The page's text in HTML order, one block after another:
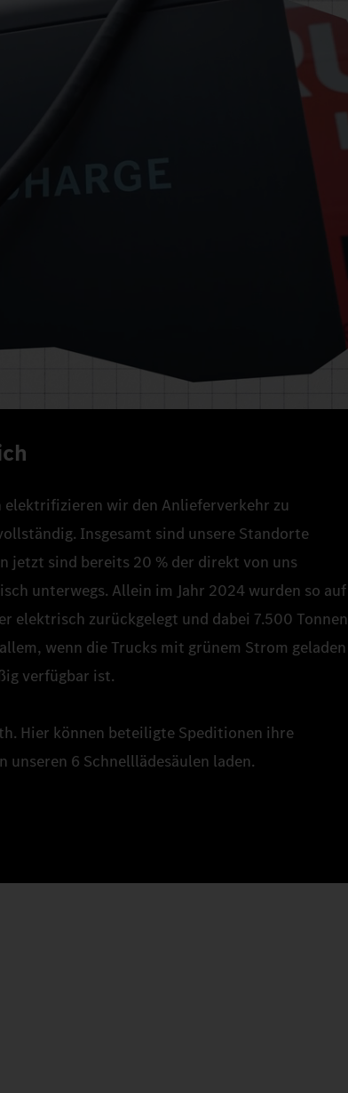
elektrifizieren wir den Anlieferverkehr zu
Insgesamt sind unsere Standorte
jetzt sind bereits 20 % der direkt von uns
unterwegs. Allein im Jahr 2024 wurden so auf
elektrisch zurückgelegt und dabei 7.500 Tonnen
wenn die Trucks mit grünem Strom geladen
verfügbar ist.
Hier können beteiligte Speditionen ihre
unseren 6 Schnelllädesäulen laden.